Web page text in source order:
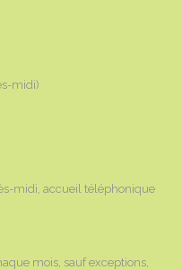
midi)
midi, accueil téléphonique
mois, sauf exceptions,